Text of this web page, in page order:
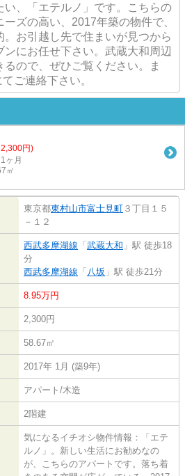
い、「エテルノ」です。こちらの
ズの高い、2017年築の物件で、
お引越し先で住まいが見つから
にお任せ下さい。武蔵大和周辺
ので、ぜひご覧ください。ま
ご連絡下さい。
円)
ヶ月
㎡
東京都東村山市富士見町 ３丁目１５
－１２
西武多摩湖線 「 武蔵大和 」駅 徒歩18
分
西武多摩湖線 「 八坂 」駅 徒歩21分
8.95万円
2,300円
58.67㎡
2017年 1月 (築9年)
アパート/木造
2階建
気になるイチオシ物件情報：「エテ
ルノ」。新しい生活にお勧めなの
が、こちらのアパートです。落ち着